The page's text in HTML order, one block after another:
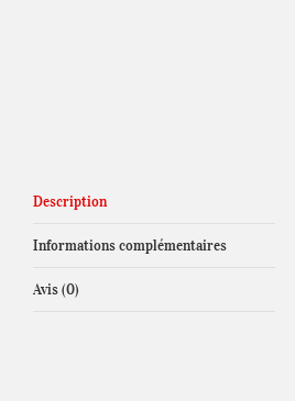
Description
Informations complémentaires
Avis (0)